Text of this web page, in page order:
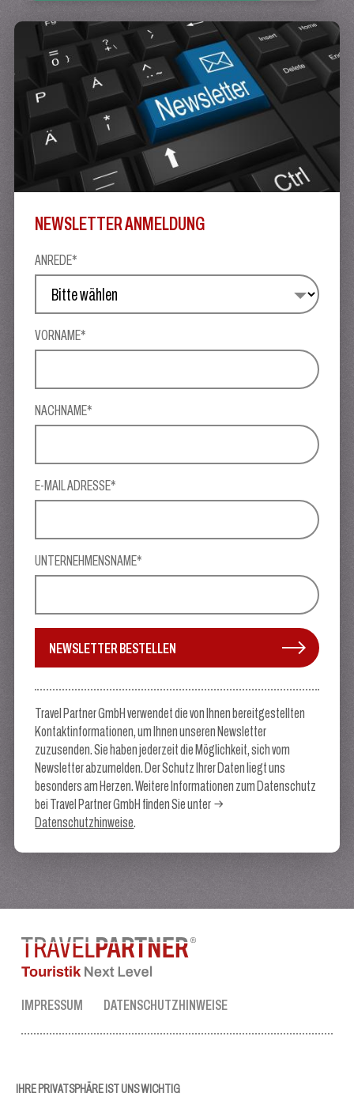
IHRE PRIVATSPHÄRE IST UNS WICHTIG
NEWSLETTER ANMELDUNG
ANREDE*
VORNAME*
NACHNAME*
E-MAIL ADRESSE*
UNTERNEHMENSNAME*
NEWSLETTER BESTELLEN
Travel Partner GmbH verwendet die von Ihnen bereitgestellten
Kontaktinformationen, um Ihnen unseren Newsletter
zuzusenden. Sie haben jederzeit die Möglichkeit, sich vom
Newsletter abzumelden. Der Schutz Ihrer Daten liegt uns
besonders am Herzen. Weitere Informationen zum Datenschutz
bei Travel Partner GmbH finden Sie unter
Datenschutzhinweise.
IMPRESSUM DATENSCHUTZHINWEISE
Tel.:+43 50 3636 1